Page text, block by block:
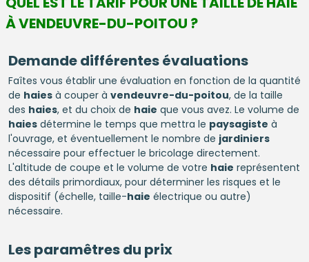
À VENDEUVRE-DU-POITOU ?
Demande différentes évaluations
Faîtes vous établir une évaluation en fonction de la quantité
de haiesà couper à vendeuvre-du-poitou, de la taille
des haies, et du choix de haie que vous avez. Le volume de
haiesdétermine le temps que mettra le paysagiste à
l'ouvrage, et éventuellement le nombre de jardiniers
nécessaire pour effectuer le bricolage directement.
L'altitude de coupe et le volume de votre haie représentent
des détails primordiaux, pour déterminer les risques et le
dispositif (échelle, taille-haie électrique ou autre)
nécessaire.
Les paramêtres du prix